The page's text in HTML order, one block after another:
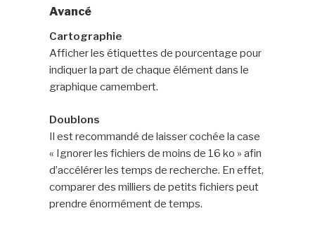
Avancé
Cartographie
Afficher les étiquettes de pourcentage pour
indiquer la part de chaque élément dans le
graphique camembert.
Doublons
Il est recommandé de laisser cochée la case
« Ignorer les fichiers de moins de 16 ko » afin
d’accélérer les temps de recherche. En effet,
comparer des milliers de petits fichiers peut
prendre énormément de temps.